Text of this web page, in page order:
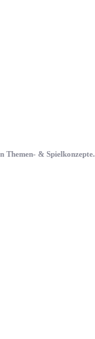
Themen- & Spielkonzepte.